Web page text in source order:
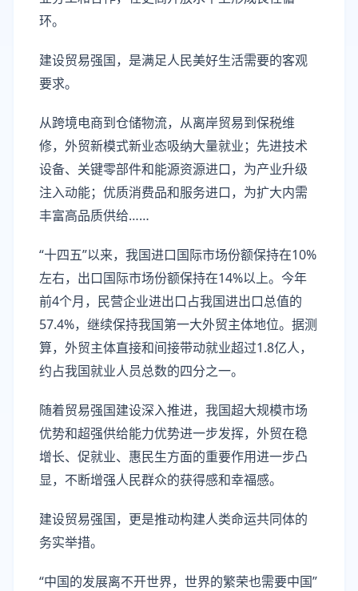
环。
建设贸易强国，是满足人民美好生活需要的客观
要求。
从跨境电商到仓储物流，从离岸贸易到保税维
修，外贸新模式新业态吸纳大量就业；先进技术
设备、关键零部件和能源资源进口，为产业升级
注入动能；优质消费品和服务进口，为扩大内需
丰富高品质供给……
“十四五”以来，我国进口国际市场份额保持在10%
左右，出口国际市场份额保持在14%以上。今年
前4个月，民营企业进出口占我国进出口总值的
57.4%，继续保持我国第一大外贸主体地位。据测
算，外贸主体直接和间接带动就业超过1.8亿人，
约占我国就业人员总数的四分之一。
随着贸易强国建设深入推进，我国超大规模市场
优势和超强供给能力优势进一步发挥，外贸在稳
增长、促就业、惠民生方面的重要作用进一步凸
显，不断增强人民群众的获得感和幸福感。
建设贸易强国，更是推动构建人类命运共同体的
务实举措。
“中国的发展离不开世界，世界的繁荣也需要中国”